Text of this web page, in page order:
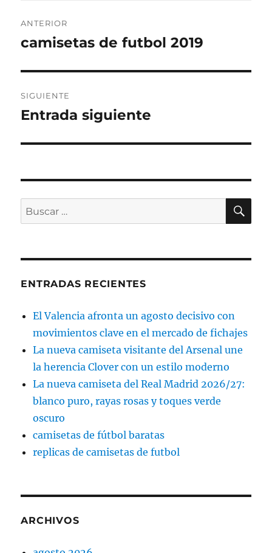
de
ANTERIOR
Entrada
camisetas de futbol 2019
SIGUIENTE
Entrada
Entrada siguiente
Buscar
por:
ENTRADAS RECIENTES
El Valencia afronta un agosto decisivo con
movimientos clave en el mercado de fichajes
La nueva camiseta visitante del Arsenal une
la herencia Clover con un estilo moderno
La nueva camiseta del Real Madrid 2026/27:
blanco puro, rayas rosas y toques verde
oscuro
camisetas de fútbol baratas
replicas de camisetas de futbol
ARCHIVOS